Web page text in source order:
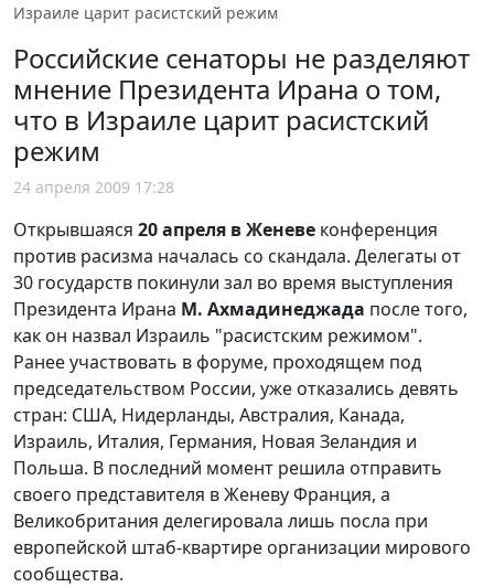
Израиле царит расистский режим
Российские сенаторы не разделяют
мнение Президента Ирана о том,
что в Израиле царит расистский
режим
24 апреля 2009 17:28
Открывшаяся 20 апреля в Женеве конференция
против расизма началась со скандала. Делегаты от
30 государств покинули зал во время выступления
Президента Ирана М. Ахмадинеджада после того,
как он назвал Израиль "расистским режимом".
Ранее участвовать в форуме, проходящем под
председательством России, уже отказались девять
стран: США, Нидерланды, Австралия, Канада,
Израиль, Италия, Германия, Новая Зеландия и
Польша. В последний момент решила отправить
своего представителя в Женеву Франция, а
Великобритания делегировала лишь посла при
европейской штаб-квартире организации мирового
сообщества.